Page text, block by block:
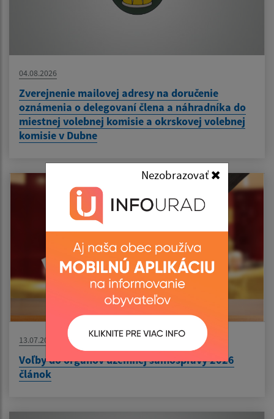
Nezobrazovať
04.08.2026
Zverejnenie mailovej adresy na doručenie
oznámenia o delegovaní člena a náhradníka do
miestnej volebnej komisie a okrskovej volebnej
komisie v Dubne
13.07.2026
Voľby do orgánov územnej samosprávy 2026
článok